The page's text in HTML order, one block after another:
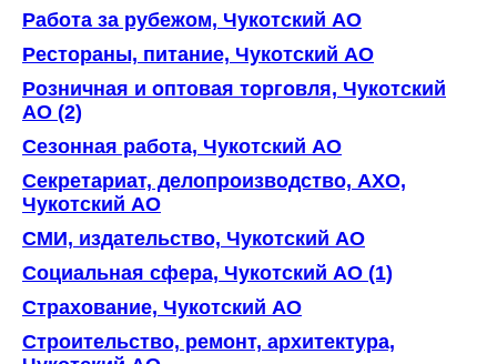
Работа за рубежом, Чукотский AO
Рестораны, питание, Чукотский AO
Розничная и оптовая торговля, Чукотский
AO (2)
Сезонная работа, Чукотский AO
Секретариат, делопроизводство, АХО,
Чукотский AO
СМИ, издательство, Чукотский AO
Социальная сфера, Чукотский AO (1)
Страхование, Чукотский AO
Строительство, ремонт, архитектура,